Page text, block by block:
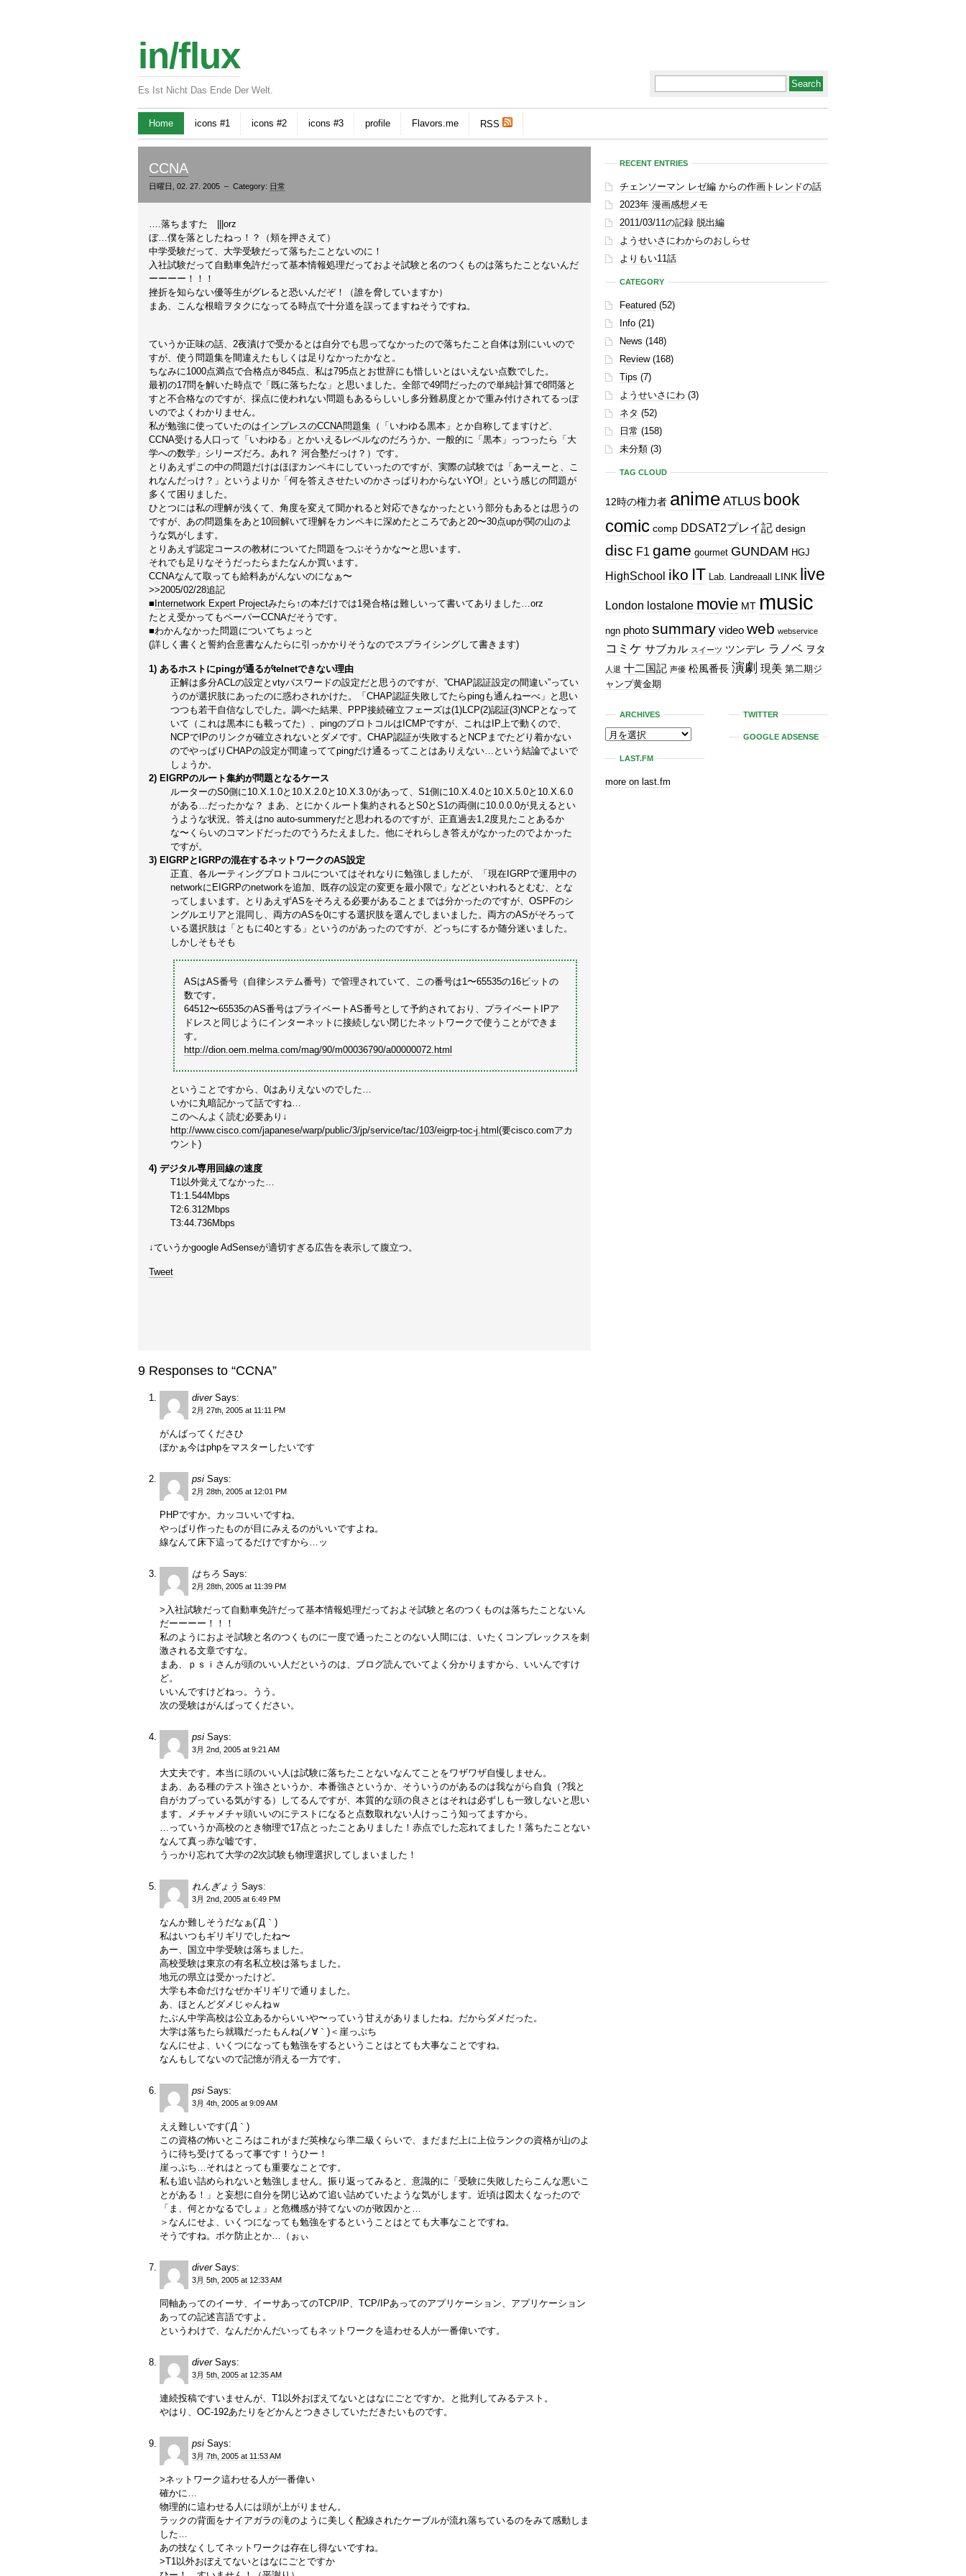
in/flux
Es Ist Nicht Das Ende Der Welt.
Home icons #1 icons #2 icons #3 profile Flavors.me RSS
CCNA
日曜日, 02. 27. 2005 – Category: 日常
….落ちますた |||orz
ぼ…僕を落としたねっ！？（頬を押さえて）
中学受験だって、大学受験だって落ちたことないのに！
入社試験だって自動車免許だって基本情報処理だっておよそ試験と名のつくものは落ちたことないんだ
ーーーー！！！
挫折を知らない優等生がグレると恐いんだぞ！（誰を脅していますか）
まあ、こんな根暗ヲタクになってる時点で十分道を誤ってますねそうですね。
ていうか正味の話、2夜漬けで受かるとは自分でも思ってなかったので落ちたこと自体は別にいいので
すが、使う問題集を間違えたもしくは足りなかったかなと。
ちなみに1000点満点で合格点が845点、私は795点とお世辞にも惜しいとはいえない点数でした。
最初の17問を解いた時点で「既に落ちたな」と思いました。全部で49問だったので単純計算で8問落と
すと不合格なのですが、採点に使われない問題もあるらしいし多分難易度とかで重み付けされてるっぽ
いのでよくわかりません。
私が勉強に使っていたのはインプレスのCCNA問題集 （「いわゆる黒本」とか自称してますけど、
CCNA受ける人口って「いわゆる」とかいえるレベルなのだろうか。一般的に「黒本」っつったら「大
学への数学」シリーズだろ。あれ？ 河合塾だっけ？）です。
とりあえずこの中の問題だけはほぼカンペキにしていったのですが、実際の試験では「あーえーと、こ
れなんだっけ？」というよりか「何を答えさせたいのかさっぱりわからないYO!」という感じの問題が
多くて困りました。
ひとつには私の理解が浅くて、角度を変えて聞かれると対応できなかったという部分もあるとは思うの
ですが、あの問題集をあと10回解いて理解をカンペキに深めたところであと20〜30点upが関の山のよ
うな気がします。
とりあえず認定コースの教材についてた問題をつぶそうかな〜と思います。
それでも足りなそうだったらまたなんか買います。
CCNAなんて取っても給料あがんないのになぁ〜
>>2005/02/28追記
■ Internetwork Expert Projectみたら↑の本だけでは1発合格は難しいって書いてありました…orz
たとえ受かってもペーパーCCNAだそうです。
■わかんなかった問題についてちょっと
(詳しく書くと誓約合意書なんたらに引っかかりそうなのでスプライシングして書きます)
1) あるホストにpingが通るがtelnetできない理由
正解は多分ACLの設定とvtyパスワードの設定だと思うのですが、”CHAP認証設定の間違い”ってい
うのが選択肢にあったのに惑わされかけた。「CHAP認証失敗してたらpingも通んねーべ」と思い
つつも若干自信なしでした。調べた結果、PPP接続確立フェーズは(1)LCP(2)認証(3)NCPとなって
いて（これは黒本にも載ってた）、pingのプロトコルはICMPですが、これはIP上で動くので、
NCPでIPのリンクが確立されないとダメです。CHAP認証が失敗するとNCPまでたどり着かない
のでやっぱりCHAPの設定が間違っててpingだけ通るってことはありえない…という結論でよいで
しょうか。
2) EIGRPのルート集約が問題となるケース
ルーターのS0側に10.X.1.0と10.X.2.0と10.X.3.0があって、S1側に10.X.4.0と10.X.5.0と10.X.6.0
がある…だったかな？ まあ、とにかくルート集約されるとS0とS1の両側に10.0.0.0が見えるとい
うような状況。答えはno auto-summeryだと思われるのですが、正直過去1,2度見たことあるか
な〜くらいのコマンドだったのでうろたえました。他にそれらしき答えがなかったのでよかった
ですが。
3) EIGRPとIGRPの混在するネットワークのAS設定
正直、各ルーティングプロトコルについてはそれなりに勉強しましたが、「現在IGRPで運用中の
networkにEIGRPのnetworkを追加、既存の設定の変更を最小限で」などといわれるとむむ、とな
ってしまいます。とりあえずASをそろえる必要があることまでは分かったのですが、OSPFのシ
ングルエリアと混同し、両方のASを0にする選択肢を選んでしまいました。両方のASがそろって
いる選択肢は「ともに40とする」というのがあったのですが、どっちにするか随分迷いました。
しかしそもそも
ASはAS番号（自律システム番号）で管理されていて、この番号は1〜65535の16ビットの
数です。
64512〜65535のAS番号はプライベートAS番号として予約されており、プライベートIPア
ドレスと同じようにインターネットに接続しない閉じたネットワークで使うことができま
す。
http://dion.oem.melma.com/mag/90/m00036790/a00000072.html
ということですから、0はありえないのでした…
いかに丸暗記かって話ですね…
このへんよく読む必要あり↓
http://www.cisco.com/japanese/warp/public/3/jp/service/tac/103/eigrp-toc-j.html(要cisco.comアカ
ウント)
4) デジタル専用回線の速度
T1以外覚えてなかった…
T1:1.544Mbps
T2:6.312Mbps
T3:44.736Mbps
↓ていうかgoogle AdSenseが適切すぎる広告を表示して腹立つ。
Tweet
9 Responses to “CCNA”
diverSays:
2月 27th, 2005 at 11:11 PM
がんばってくださひ
ぼかぁ今はphpをマスターしたいです
psi Says:
2月 28th, 2005 at 12:01 PM
PHPですか。カッコいいですね。
やっぱり作ったものが目にみえるのがいいですよね。
線なんて床下這ってるだけですから…ッ
はちろ Says:
2月 28th, 2005 at 11:39 PM
>入社試験だって自動車免許だって基本情報処理だっておよそ試験と名のつくものは落ちたことないん
だーーーー！！！
私のようにおよそ試験と名のつくものに一度で通ったことのない人間には、いたくコンプレックスを刺
激される文章ですな。
まあ、ｐｓｉさんが頭のいい人だというのは、ブログ読んでいてよく分かりますから、いいんですけ
ど。
いいんですけどねっ。うう。
次の受験はがんばってください。
psi Says:
3月 2nd, 2005 at 9:21 AM
大丈夫です。本当に頭のいい人は試験に落ちたことないなんてことをワザワザ自慢しません。
まあ、ある種のテスト強さというか、本番強さというか、そういうのがあるのは我ながら自負（?我と
自がカブっている気がする）してるんですが、本質的な頭の良さとはそれは必ずしも一致しないと思い
ます。メチャメチャ頭いいのにテストになると点数取れない人けっこう知ってますから。
…っていうか高校のとき物理で17点とったことありました！赤点でした忘れてました！落ちたことない
なんて真っ赤な嘘です。
うっかり忘れて大学の2次試験も物理選択してしまいました！
れんぎょう Says:
3月 2nd, 2005 at 6:49 PM
なんか難しそうだなぁ(´Д｀)
私はいつもギリギリでしたね〜
あー、国立中学受験は落ちました。
高校受験は東京の有名私立校は落ちました。
地元の県立は受かったけど。
大学も本命だけなぜかギリギリで通りました。
あ、ほとんどダメじゃんねｗ
たぶん中学高校は公立あるからいいや〜っていう甘えがありましたね。だからダメだった。
大学は落ちたら就職だったもんね(ノ∀｀)＜崖っぷち
なんにせよ、いくつになっても勉強をするということはとても大事なことですね。
なんもしてないので記憶が消える一方です。
psi Says:
3月 4th, 2005 at 9:09 AM
ええ難しいです(´Д｀)
この資格の怖いところはこれがまだ英検なら準二級くらいで、まだまだ上に上位ランクの資格が山のよ
うに待ち受けてるって事です！うひー！
崖っぷち…それはとっても重要なことです。
私も追い詰められないと勉強しません。振り返ってみると、意識的に「受験に失敗したらこんな悪いこ
とがある！」と妄想に自分を閉じ込めて追い詰めていたような気がします。近頃は図太くなったので
「ま、何とかなるでしょ」と危機感が持てないのが敗因かと…
＞なんにせよ、いくつになっても勉強をするということはとても大事なことですね。
そうですね。ボケ防止とか…（ぉぃ
diverSays:
3月 5th, 2005 at 12:33 AM
同軸あってのイーサ、イーサあってのTCP/IP、TCP/IPあってのアプリケーション、アプリケーション
あっての記述言語ですよ。
というわけで、なんだかんだいってもネットワークを這わせる人が一番偉いです。
diverSays:
3月 5th, 2005 at 12:35 AM
連続投稿ですいませんが、T1以外おぼえてないとはなにごとですか。と批判してみるテスト。
やはり、OC-192あたりをどかんとつきさしていただきたいものです。
psi Says:
3月 7th, 2005 at 11:53 AM
>ネットワーク這わせる人が一番偉い
確かに…
物理的に這わせる人には頭が上がりません。
ラックの背面をナイアガラの滝のように美しく配線されたケーブルが流れ落ちているのをみて感動しま
した…
あの技なくしてネットワークは存在し得ないですね。
>T1以外おぼえてないとはなにごとですか
RECENT ENTRIES
チェンソーマン レゼ編 からの作画トレンドの話
2023年 漫画感想メモ
2011/03/11の記録 脱出編
ようせいさにわからのおしらせ
よりもい11話
CATEGORY
Featured (52)
Info (21)
News (148)
Review(168)
Tips (7)
ようせいさにわ (3)
ネタ (52)
日常 (158)
未分類 (3)
TAG CLOUD
12時の権力者 anime ATLUS book
comic comp DDSAT2プレイ記 design
disc F1 game gourmet GUNDAM HGJ
HighSchool iko IT Lab. Landreaall LINK live
London lostalone movie MT music
ngn photo summary video web webservice
コミケ サブカル スイーツ ツンデレ ラノベ ヲタ
人退 十二国記 声優 松風番長 演劇 現美 第二期ジ
ャンプ黄金期
TWITTER
GOOGLE ADSENSE
ARCHIVES
LAST.FM
more on last.fm